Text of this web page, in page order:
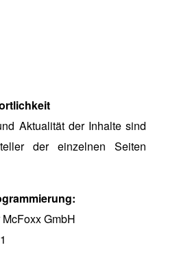
Aktualität der Inhalte sind
der einzelnen Seiten
GmbH